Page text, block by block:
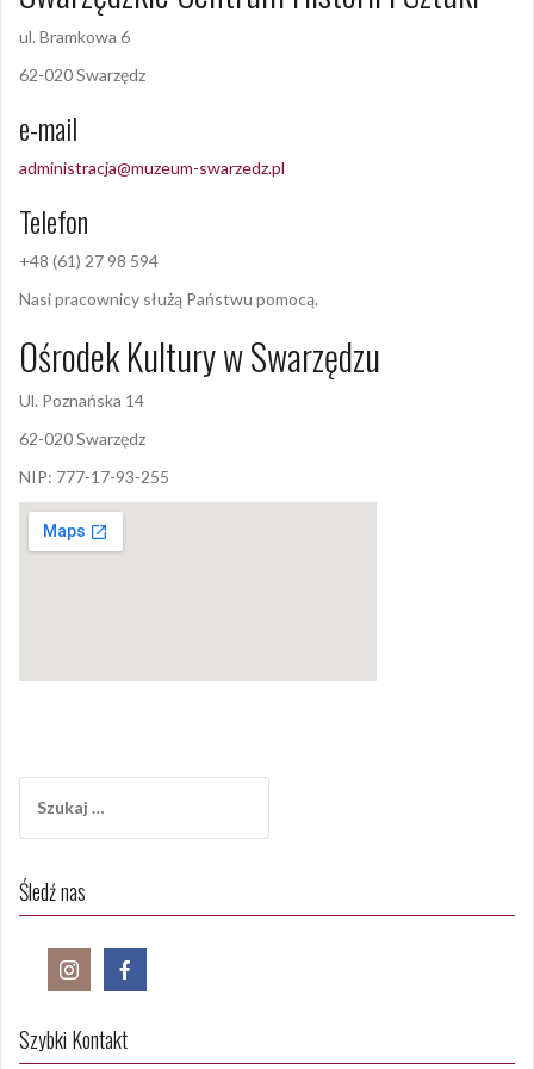
ul. Bramkowa 6
62-020 Swarzędz
e-mail
administracja@muzeum-swarzedz.pl
Telefon
+48 (61) 27 98 594
Nasi pracownicy służą Państwu pomocą.
Ośrodek Kultury w Swarzędzu
Ul. Poznańska 14
62-020 Swarzędz
NIP: 777-17-93-255
Śledź nas
Szybki Kontakt